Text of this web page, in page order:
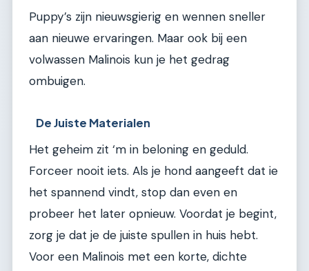
Puppy’s zijn nieuwsgierig en wennen sneller
aan nieuwe ervaringen. Maar ook bij een
volwassen Malinois kun je het gedrag
ombuigen.
De Juiste Materialen
Het geheim zit ‘m in beloning en geduld.
Forceer nooit iets. Als je hond aangeeft dat ie
het spannend vindt, stop dan even en
probeer het later opnieuw. Voordat je begint,
zorg je dat je de juiste spullen in huis hebt.
Voor een Malinois met een korte, dichte